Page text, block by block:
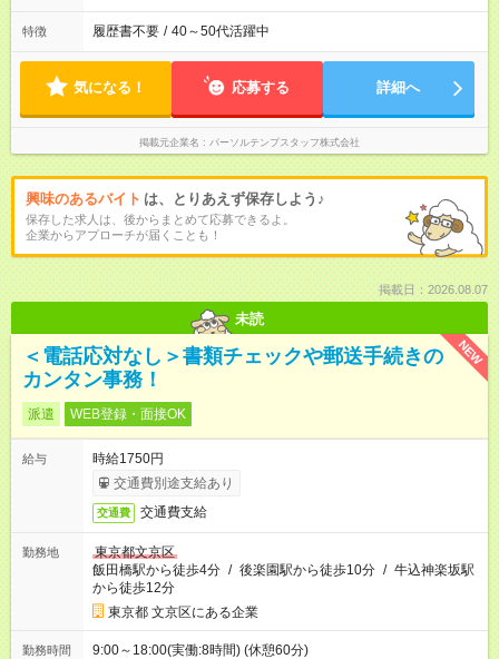
特徴 履歴書不要 / 40～50代活躍中
気になる！ 応募する 詳細へ
掲載元企業名 パーソルテンプスタッフ株式会社
興味のあるバイト は、とりあえず保存しよう♪
保存した求人は、後からまとめて応募できるよ。
企業からアプローチが届くことも！
掲載日：2026.08.07
未読
NEW
＜電話応対なし＞書類チェックや郵送手続きの
カンタン事務！
派遣 WEB登録・面接OK
給与
時給1750円
交通費別途支給あり
交通費 交通費支給
勤務地
東京都文京区
飯田橋駅から徒歩4分 / 後楽園駅から徒歩10分 / 牛込神楽坂駅
から徒歩12分
東京都 文京区にある企業
勤務時間 9:00～18:00(実働:8時間) (休憩60分)